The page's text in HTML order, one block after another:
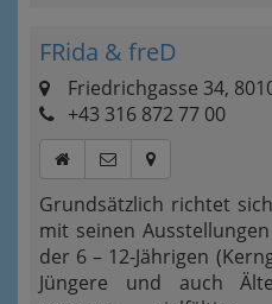
FRida & freD
Friedrichgasse 34,
+43 316 872 77 00
Grundsätzlich richtet
mit seinen
der 6 – 12-Jährigen
Jüngere und auch